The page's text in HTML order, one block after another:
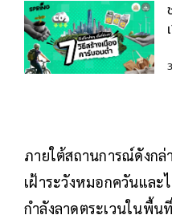
ภายใต้สถานการณ์ดังกล่
เฝ้าระวังหมอกควันและ
กำลังลาดตระเวนในพื้น